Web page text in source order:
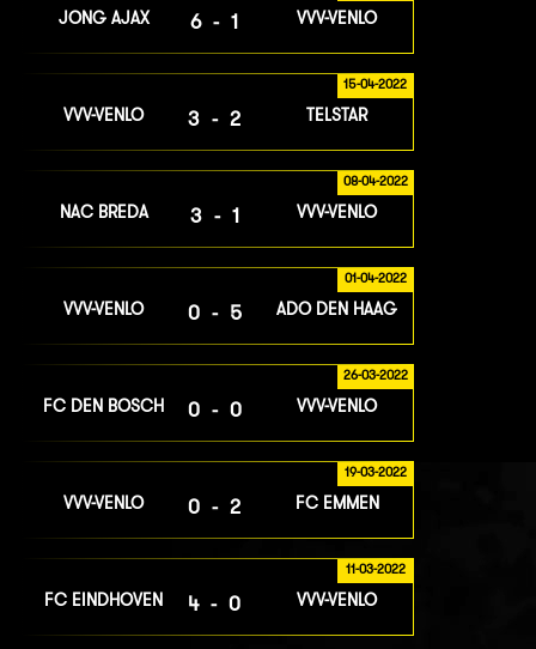
JONG AJAX 6-1 VVV-VENLO
15-04-2022
VVV-VENLO 3-2 TELSTAR
08-04-2022
NAC BREDA 3-1 VVV-VENLO
01-04-2022
VVV-VENLO 0-5 ADO DEN HAAG
26-03-2022
FC DEN BOSCH 0-0 VVV-VENLO
19-03-2022
VVV-VENLO 0-2 FC EMMEN
11-03-2022
FC EINDHOVEN 4-0 VVV-VENLO